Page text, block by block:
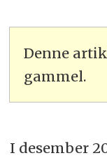
Denne
gammel.
I desember